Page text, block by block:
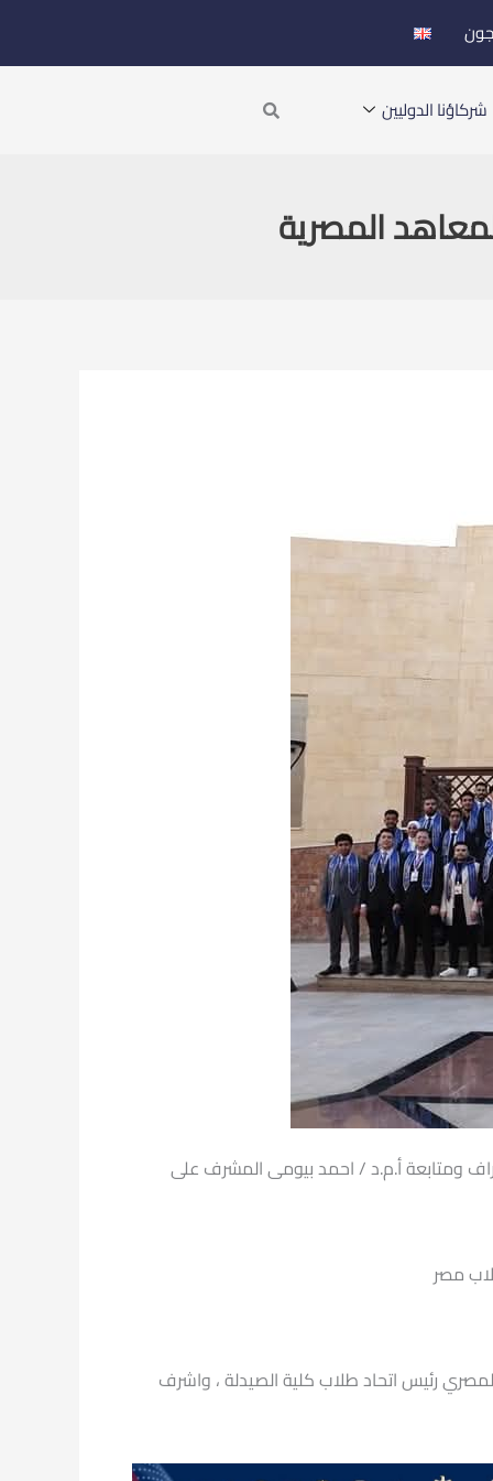
شركاؤنا الدوليين Search
المصرية
ومتابعة أ.م.د / احمد بيومى المشرف على
مصر
رئيس اتحاد طلاب كلية الصيدلة ، واشرف